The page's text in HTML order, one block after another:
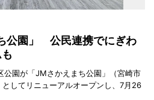
公園」 公民連携でにぎわ
公園が「JMさかえまち公園」（宮崎市
してリニューアルオープンし、7月26